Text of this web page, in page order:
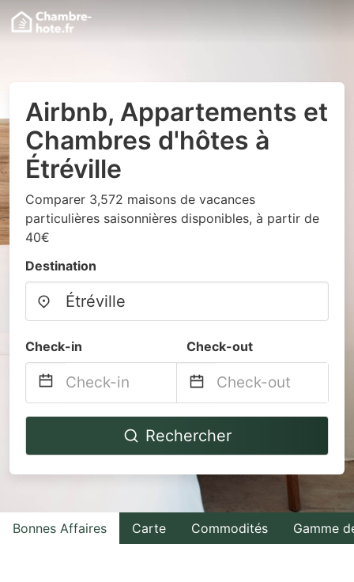
Airbnb, Appartements et
Chambres d'hôtes à
Étréville
Comparer 3,572 maisons de vacances
particulières saisonnières disponibles, à partir de
40€
Destination
Check-in Check-out
Navigate
to
with
the
Navigate
backward
to
interact
with
the
Rechercher
Bonnes Affaires Carte Commodités Gamme